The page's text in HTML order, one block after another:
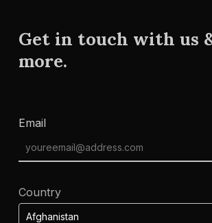
Get in touch with us
more.
Email
Country
Afghanistan